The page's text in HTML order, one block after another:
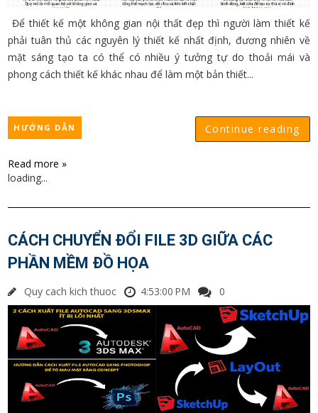
Để thiết kế một không gian nội thất đẹp thì người làm thiết kế
phải tuân thủ các nguyên lý thiết kế nhất định, đương nhiên về
mặt sáng tạo ta có thể có nhiều ý tưởng tự do thoải mái và
phong cách thiết kế khác nhau để làm một bản thiết...
Continue reading
HƯỚNG DẪN
Read more »
loading...
CÁCH CHUYỂN ĐỔI FILE 3D GIỮA CÁC
PHẦN MỀM ĐỒ HỌA
Quy cach kich thuoc 4:53:00 PM 0